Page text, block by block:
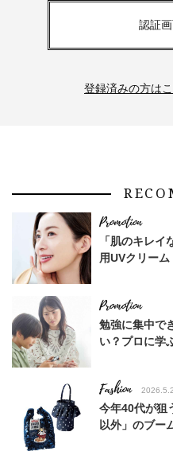
認証
登録済みの方は
「肌のキレ
用UVクリーム
勉強に集中で
い？プロに学
Fashion
今年40代が狙
以外」のブー